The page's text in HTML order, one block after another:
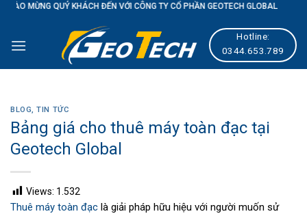
Skip
content
KHÁCH ĐẾN VỚI CÔNG TY CỔ PHẦN GEOTECH GLOBAL
Hotline:
0344.653.789
BLOG,TIN TỨC
Bảng giá cho thuê máy toàn đạc tại
Geotech Global
Views: 1.532
Thuê máy toàn đạc là giải pháp hữu hiệu với người muốn sử